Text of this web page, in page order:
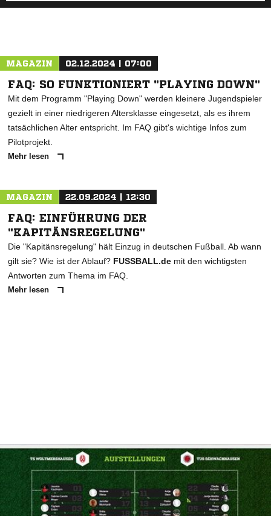
MAGAZIN 02.12.2024 | 07:00
FAQ: SO FUNKTIONIERT "PLAYING DOWN"
Mit dem Programm "Playing Down" werden kleinere Jugendspieler
gezielt in einer niedrigeren Altersklasse eingesetzt, als es ihrem
tatsächlichen Alter entspricht. Im FAQ gibt's wichtige Infos zum
Pilotprojekt.
Mehr lesen
MAGAZIN 22.09.2024 | 12:30
FAQ: EINFÜHRUNG DER
"KAPITÄNSREGELUNG"
Die "Kapitänsregelung" hält Einzug in deutschen Fußball. Ab wann
gilt sie? Wie ist der Ablauf? FUSSBALL.de mit den wichtigsten
Antworten zum Thema im FAQ.
Mehr lesen